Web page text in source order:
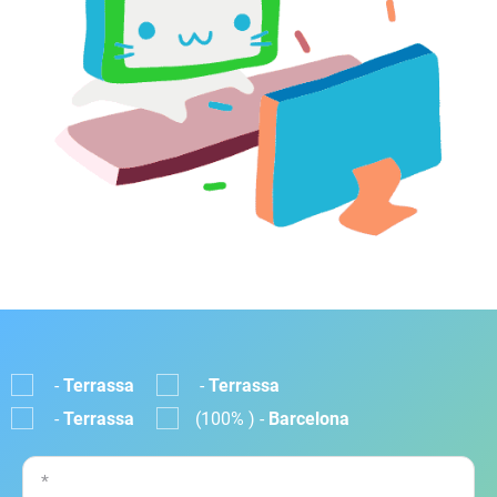
- Terrassa
- Terrassa
- Terrassa
(100% ) - Barcelona